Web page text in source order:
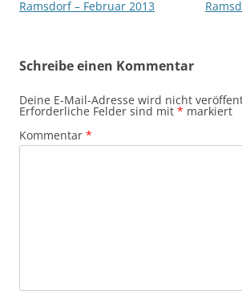
Ramsdorf – Februar 2013
Schreibe einen Kommentar
Deine E-Mail-Adresse wird nicht
Erforderliche Felder sind mit * markiert
Kommentar *